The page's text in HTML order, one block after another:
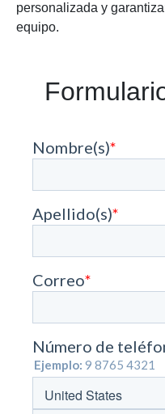
personalizada y
equipo.